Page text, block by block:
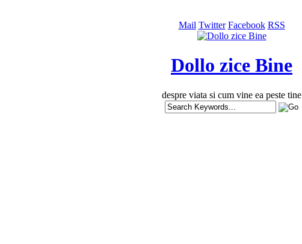
Mail Twitter Facebook RSS
Dollo zice Bine
despre viata si cum vine ea peste tine